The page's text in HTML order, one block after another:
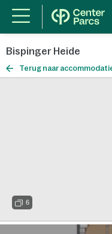
Bispinger Heide
Terug naar
6